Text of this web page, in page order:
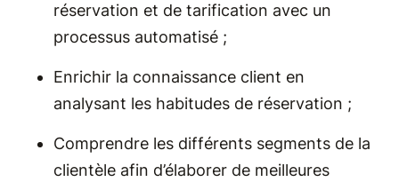
réservation et de tarification avec un
processus automatisé ;
Enrichir la connaissance client en
analysant les habitudes de réservation ;
Comprendre les différents segments de la
clientèle afin d’élaborer de meilleures